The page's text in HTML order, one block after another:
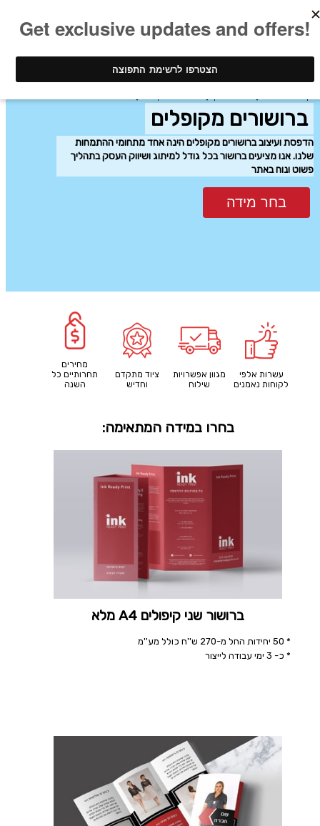
ברושורים מקופלים
הדפסת ועיצוב ברושורים מקופלים הינה אחד מתחומי ההתמחות
שלנו. אנו מציעים ברושור בכל גודל למיתוג ושיווק העסק בתהליך
פשוט ונוח באתר
בחר מידה
מחירים
תחרותיים כל
השנה
ציוד מתקדם
וחדיש
מגוון אפשרויות
שילוח
עשרות אלפי
לקוחות נאמנים
בחרו במידה המתאימה:
ברושור שני קיפולים A4 מלא
* 50 יחידות החל מ-270 ש''ח כולל מע''מ
* כ- 3 ימי עבודה לייצור